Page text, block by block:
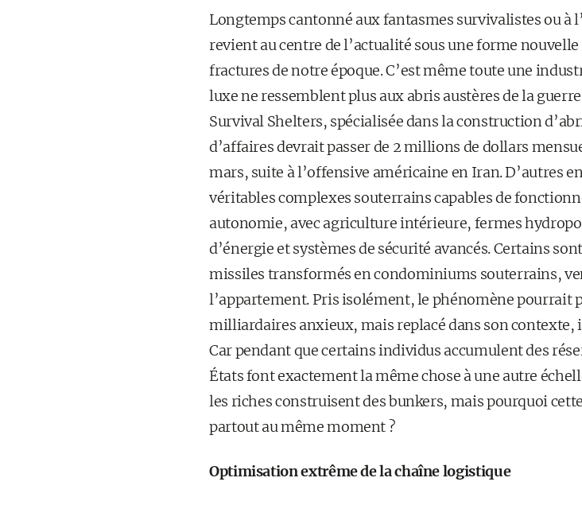
Longtemps cantonné aux fantasmes survivalistes ou à
revient au centre de l’actualité sous une forme
fractures de notre époque. C’est même toute une
luxe ne ressemblent plus aux abris austères de la
Survival Shelters, spécialisée dans la construction
d’affaires devrait passer de 2 millions de dollars
mars, suite à l’offensive américaine en Iran. D’autres
véritables complexes souterrains capables de
autonomie, avec agriculture intérieure, fermes
d’énergie et systèmes de sécurité avancés. Certains
missiles transformés en condominiums souterrains,
l’appartement. Pris isolément, le phénomène pourrait
milliardaires anxieux, mais replacé dans son contexte,
Car pendant que certains individus accumulent des
États font exactement la même chose à une autre
les riches construisent des bunkers, mais pourquoi
partout au même moment ?
Optimisation extrême de la chaîne logistique